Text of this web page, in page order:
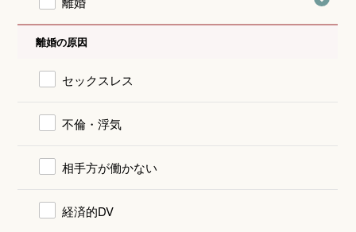
離婚の原因
セックスレス
不倫・浮気
相手方が働かない
経済的DV